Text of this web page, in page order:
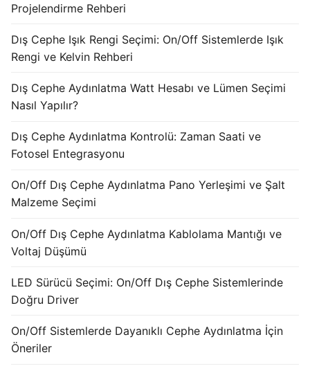
İLETİŞİM & SİPARİŞ
English
Arabic
Projelendirme Rehberi
Dış Cephe Işık Rengi Seçimi: On/Off Sistemlerde Işık
Rengi ve Kelvin Rehberi
Dış Cephe Aydınlatma Watt Hesabı ve Lümen Seçimi
Nasıl Yapılır?
Dış Cephe Aydınlatma Kontrolü: Zaman Saati ve
Fotosel Entegrasyonu
On/Off Dış Cephe Aydınlatma Pano Yerleşimi ve Şalt
Malzeme Seçimi
On/Off Dış Cephe Aydınlatma Kablolama Mantığı ve
Voltaj Düşümü
LED Sürücü Seçimi: On/Off Dış Cephe Sistemlerinde
Doğru Driver
On/Off Sistemlerde Dayanıklı Cephe Aydınlatma İçin
Öneriler